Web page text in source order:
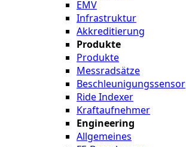
EMV
Infrastruktur
Akkreditierung
Produkte
Produkte
Messradsätze
Beschleunigungssensor
Ride Indexer
Kraftaufnehmer
Engineering
Allgemeines